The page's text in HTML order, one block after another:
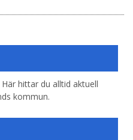
hittar du alltid aktuell
kommun.